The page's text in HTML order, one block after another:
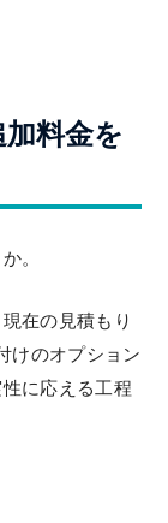
料金を
。
在の見積もり
けのオプション
に応える工程